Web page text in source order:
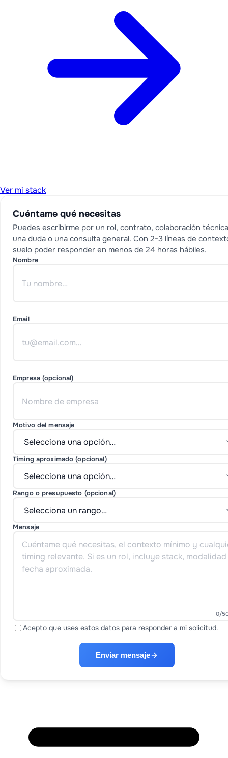
Ver mi stack
Cuéntame qué necesitas
Puedes escribirme por un rol, contrato, colaboración
una duda o una consulta general. Con 2-3 líneas de
suelo poder responder en menos de 24 horas hábiles.
Nombre
Email
Empresa (opcional)
Motivo del mensaje
Timing aproximado (opcional)
Rango o presupuesto (opcional)
Mensaje
0/
Acepto que uses estos datos para responder a mi solicitud.
Enviar mensaje